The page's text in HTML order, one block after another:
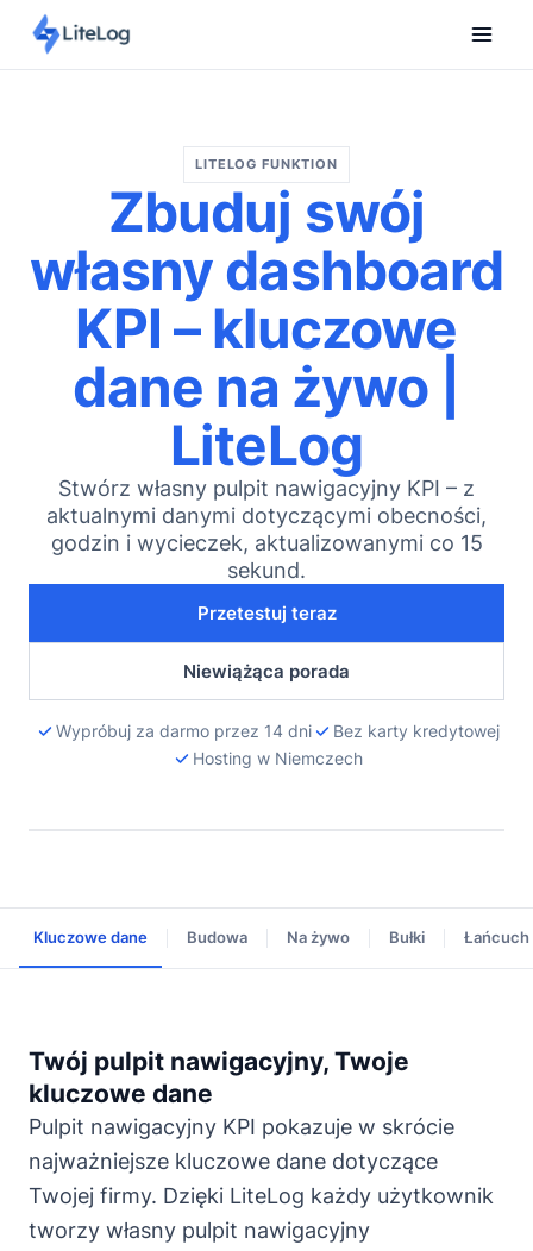
LITELOG FUNKTION
Zbuduj swój
własny dashboard
KPI – kluczowe
dane na żywo |
LiteLog
Stwórz własny pulpit nawigacyjny KPI – z
aktualnymi danymi dotyczącymi obecności,
godzin i wycieczek, aktualizowanymi co 15
sekund.
Przetestuj teraz
Niewiążąca porada
Wypróbuj za darmo przez 14 dni
Bez karty kredytowej
Hosting w Niemczech
Kluczowe dane Budowa Na żywo Bułki Łańcuch
Twój pulpit nawigacyjny, Twoje
kluczowe dane
Pulpit nawigacyjny KPI pokazuje w skrócie
najważniejsze kluczowe dane dotyczące
Twojej firmy. Dzięki LiteLog każdy użytkownik
tworzy własny pulpit nawigacyjny